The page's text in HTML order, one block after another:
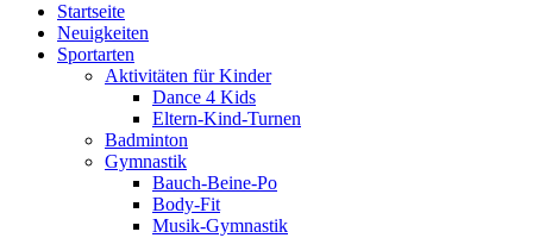
Startseite
Neuigkeiten
Sportarten
Aktivitäten für Kinder
Dance 4 Kids
Eltern-Kind-Turnen
Badminton
Gymnastik
Bauch-Beine-Po
Body-Fit
Musik-Gymnastik